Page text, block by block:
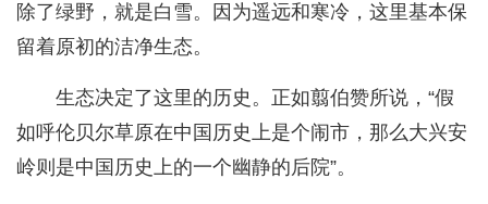
除了绿野，就是白雪。因为遥远和寒冷，这里基本保
留着原初的洁净生态。
生态决定了这里的历史。正如翦伯赞所说，“假
如呼伦贝尔草原在中国历史上是个闹市，那么大兴安
岭则是中国历史上的一个幽静的后院”。